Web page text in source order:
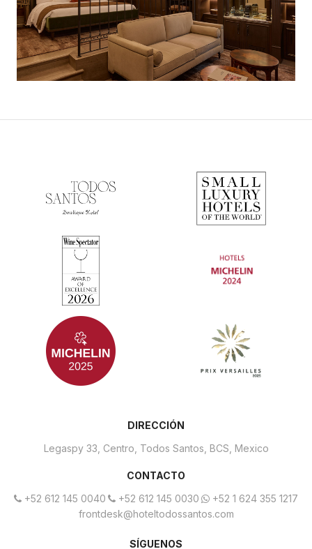
DIRECCIÓN
Legaspy 33, Centro, Todos Santos, BCS, Mexico
CONTACTO
+52 612 145 0040
+52 612 145 0030
+52 1 624 355 1217
frontdesk@hoteltodossantos.com
SÍGUENOS